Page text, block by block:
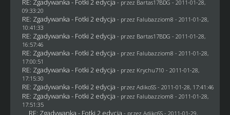
- przez Bartas17BDG - 2011-01-28,
09:33:20
RE: Zgadywanka - Fotki 2 edycja - przez Falubazziom8 - 2011-01-28,
10:41:33
RE: Zgadywanka - Fotki 2 edycja - przez Bartas17BDG - 2011-01-28,
16:57:46
RE: Zgadywanka - Fotki 2 edycja - przez Falubazziom8 - 2011-01-28,
17:00:51
RE: Zgadywanka - Fotki 2 edycja - przez Krychu710 - 2011-01-28,
17:15:30
RE: Zgadywanka - Fotki 2 edycja - przez AdikoSS - 2011-01-28, 17:41:46
RE: Zgadywanka - Fotki 2 edycja - przez Falubazziom8 - 2011-01-28,
17:51:35
RE: Zgadywanka - Fotki 2 edycja - przez AdikoSS - 2011-01-29,